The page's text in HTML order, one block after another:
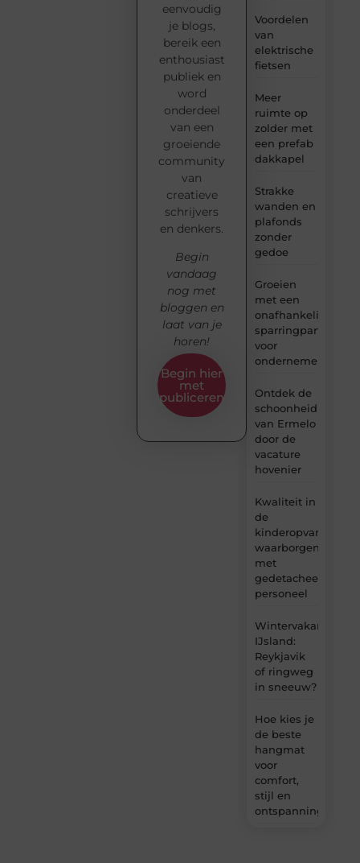
Voordelen
van
elektrische
fietsen
Meer
ruimte op
zolder met
een prefab
dakkapel
Strakke
wanden en
plafonds
zonder
gedoe
Groeien
met een
onafhankelijke
sparringpartner
voor
ondernemers
Ontdek de
schoonheid
van Ermelo
door de
vacature
hovenier
Kwaliteit in
de
kinderopvang
waarborgen
met
gedetacheerd
personeel
Wintervakantie
IJsland:
Reykjavik
of ringweg
in sneeuw?
Hoe kies je
de beste
hangmat
voor
comfort,
stijl en
ontspanning?
eenvoudig
je blogs,
bereik een
enthousiast
publiek en
word
onderdeel
van een
groeiende
community
van
creatieve
schrijvers
en denkers.
Begin
vandaag
nog met
bloggen en
laat van je
horen!
Begin hier
met
publiceren